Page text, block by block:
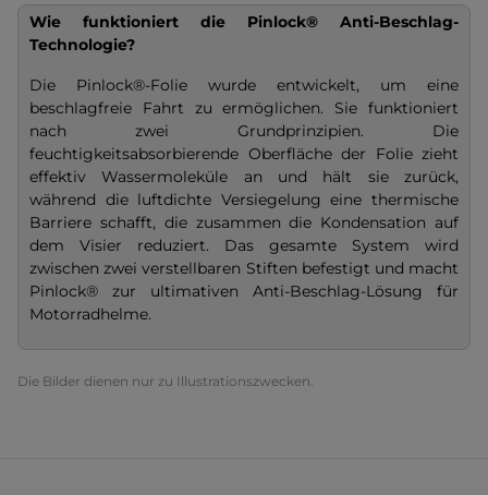
Wie funktioniert die Pinlock® Anti-Beschlag-
Technologie?
Die Pinlock®-Folie wurde entwickelt, um eine
beschlagfreie Fahrt zu ermöglichen. Sie funktioniert
nach zwei Grundprinzipien. Die
feuchtigkeitsabsorbierende Oberfläche der Folie zieht
effektiv Wassermoleküle an und hält sie zurück,
während die luftdichte Versiegelung eine thermische
Barriere schafft, die zusammen die Kondensation auf
dem Visier reduziert. Das gesamte System wird
zwischen zwei verstellbaren Stiften befestigt und macht
Pinlock® zur ultimativen Anti-Beschlag-Lösung für
Motorradhelme.
Die Bilder dienen nur zu Illustrationszwecken.